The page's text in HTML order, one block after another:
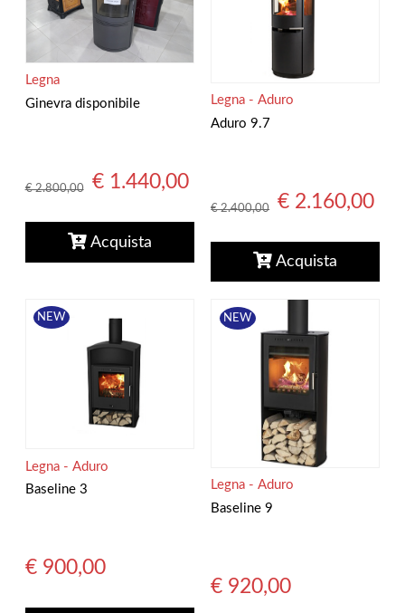
Ginevra disponibile
Legna
€ 2.800,00 € 1.440,00
Acquista
Aduro 9.7
Legna - Aduro
€ 2.400,00 € 2.160,00
Acquista
NEW
Baseline 3
Legna - Aduro
€ 900,00
NEW
Baseline 9
Legna - Aduro
€ 920,00